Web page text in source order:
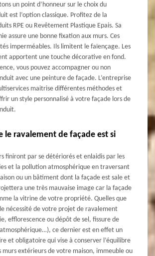
un point d’honneur sur le choix du
est l’option classique. Profitez de la
RPE ou Revêtement Plastique Epais. Sa
assure une bonne fixation aux murs. Ces
imperméables. Ils limitent le faïençage. Les
apportent une touche décorative en fond.
vous pouvez accompagner ou non
avec une peinture de façade. L’entreprise
maitrise différentes méthodes et
un style personnalisé à votre façade lors de
le ravalement de façade est si
finiront par se détériorés et enlaidis par les
et la pollution atmosphérique en traversant
ou un bâtiment dont la façade est sale et
une très mauvaise image car la façade
la vitrine de votre propriété. Quelles que
nécessité de votre projet de ravalement
efflorescence ou dépôt de sel, fissure de
ce dernier est en effet un
et obligatoire qui vise à conserver l’équilibre
murs extérieurs de votre maison, immeuble ou